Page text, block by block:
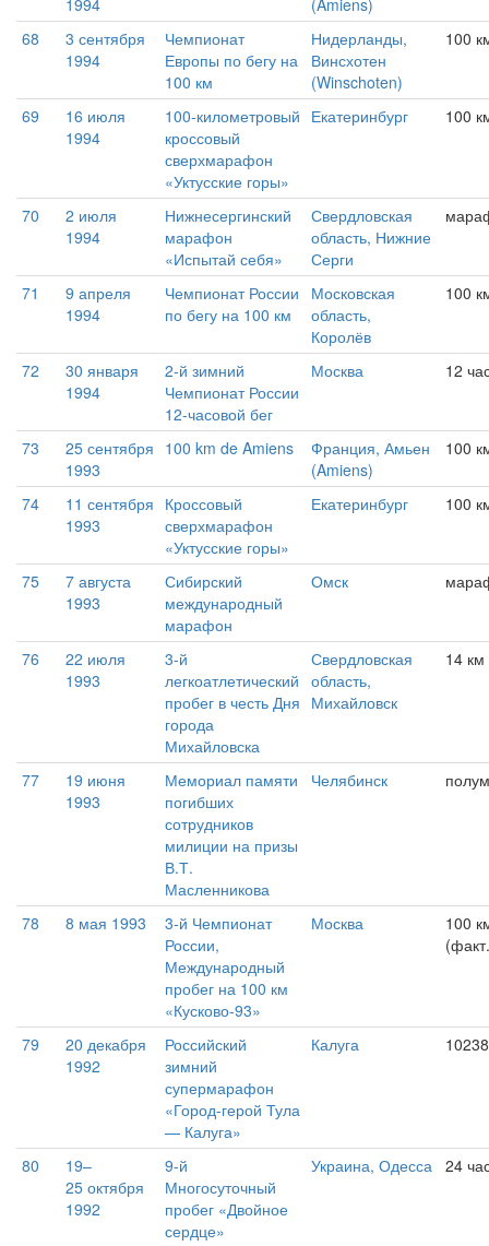
1994
(Amiens)
68
3 сентября
1994
Чемпионат
Европы по бегу на
100 км
Нидерланды,
Винсхотен
(Winschoten)
100
69
16 июля
1994
100-километровый
кроссовый
сверхмарафон
«Уктусские горы»
Екатеринбург 100
70
2 июля
1994
Нижнесергинский
марафон
«Испытай себя»
Свердловская
область, Нижние
Серги
71
9 апреля
1994
Чемпионат России
по бегу на 100 км
Московская
область,
Королёв
100
72
30 января
1994
2-й зимний
Чемпионат России
12-часовой бег
Москва 12
73
25 сентября
1993
100 km de Amiens
Франция, Амьен
(Amiens)
100
74
11 сентября
1993
Кроссовый
сверхмарафон
«Уктусские горы»
Екатеринбург 100
75
7 августа
1993
Сибирский
международный
марафон
Омск
76
22 июля
1993
3-й
легкоатлетический
пробег в честь Дня
города
Михайловска
Свердловская
область,
Михайловск
14 км
77
19 июня
1993
Мемориал памяти
погибших
сотрудников
милиции на призы
В.Т.
Масленникова
Челябинск
78 8 мая 1993
3-й Чемпионат
России,
Международный
пробег на 100 км
«Кусково-93»
Москва
100
79
20 декабря
1992
Российский
зимний
супермарафон
«Город-герой Тула
— Калуга»
Калуга
80
19–
25 октября
1992
9-й
Многосуточный
пробег «Двойное
сердце»
Украина, Одесса 24